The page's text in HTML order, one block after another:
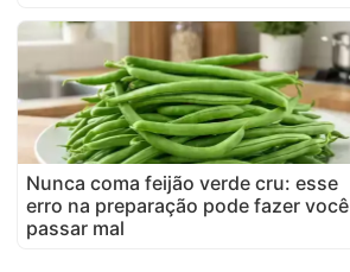
Nunca coma feijão verde cru: esse
erro na preparação pode fazer você
passar mal